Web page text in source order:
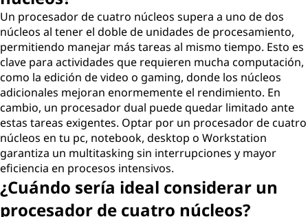
Un procesador de cuatro núcleos supera a uno de dos
núcleos al tener el doble de unidades de procesamiento,
permitiendo manejar más tareas al mismo tiempo. Esto es
clave para actividades que requieren mucha computación,
como la edición de video o gaming, donde los núcleos
adicionales mejoran enormemente el rendimiento. En
cambio, un procesador dual puede quedar limitado ante
estas tareas exigentes. Optar por un procesador de cuatro
núcleos en tu pc, notebook, desktop o Workstation
garantiza un multitasking sin interrupciones y mayor
eficiencia en procesos intensivos.
¿Cuándo sería ideal considerar un
procesador de cuatro núcleos?